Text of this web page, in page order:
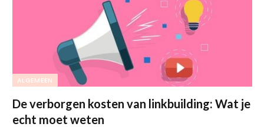
ALGEMEEN
De verborgen kosten van linkbuilding: Wat je
echt moet weten